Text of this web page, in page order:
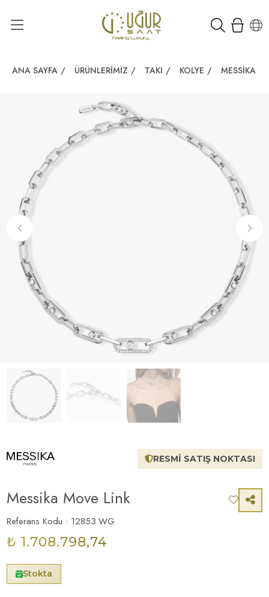
ANA SAYFA / ÜRÜNLERIMIZ / TAKI / KOLYE / MESSIKA
RESMİ SATIŞ NOKTASI
Messika Move Link
Referans Kodu : 12853.WG
₺ 1.708.798,74
Stokta